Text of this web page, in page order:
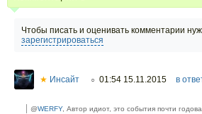
Чтобы писать и оценивать комментарии
зарегистрироваться
★ Инсайт ○ 01:54 15.11.2015 в
@WERFY, Автор идиот, это события почти